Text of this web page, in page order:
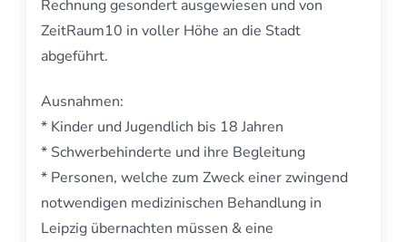
Rechnung gesondert ausgewiesen und von
ZeitRaum10 in voller Höhe an die Stadt
abgeführt.
Ausnahmen:
* Kinder und Jugendlich bis 18 Jahren
* Schwerbehinderte und ihre Begleitung
* Personen, welche zum Zweck einer zwingend
notwendigen medizinischen Behandlung in
Leipzig übernachten müssen & eine